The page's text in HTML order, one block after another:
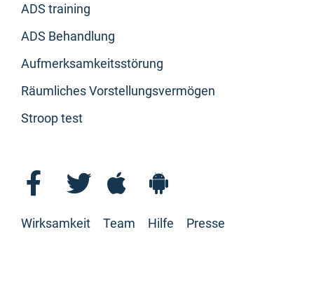
ADS training
ADS Behandlung
Aufmerksamkeitsstörung
Räumliches Vorstellungsvermögen
Stroop test
Wirksamkeit Team Hilfe Presse